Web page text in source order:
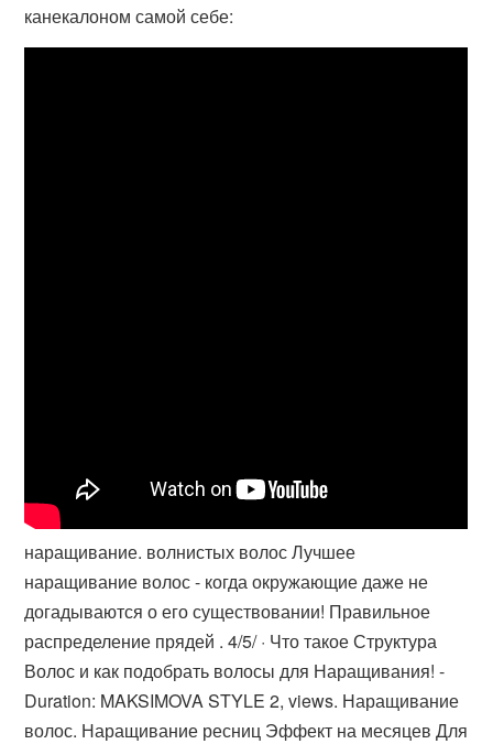
канекалоном самой себе:
наращивание. волнистых волос Лучшее
наращивание волос - когда окружающие даже не
догадываются о его существовании! Правильное
распределение прядей . 4/5/ · Что такое Структура
Волос и как подобрать волосы для Наращивания! -
Duration: MAKSIMOVA STYLE 2, views. Наращивание
волос. Наращивание ресниц Эффект на месяцев Для